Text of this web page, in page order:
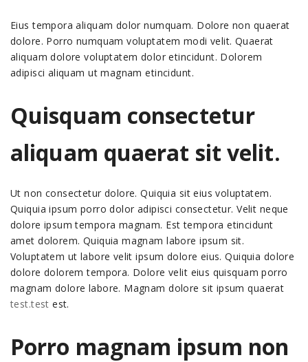
Eius tempora aliquam dolor numquam. Dolore non quaerat
dolore. Porro numquam voluptatem modi velit. Quaerat
aliquam dolore voluptatem dolor etincidunt. Dolorem
adipisci aliquam ut magnam etincidunt.
Quisquam consectetur
aliquam quaerat sit velit.
Ut non consectetur dolore. Quiquia sit eius voluptatem.
Quiquia ipsum porro dolor adipisci consectetur. Velit neque
dolore ipsum tempora magnam. Est tempora etincidunt
amet dolorem. Quiquia magnam labore ipsum sit.
Voluptatem ut labore velit ipsum dolore eius. Quiquia dolore
dolore dolorem tempora. Dolore velit eius quisquam porro
magnam dolore labore. Magnam dolore sit ipsum quaerat
test.test est.
Porro magnam ipsum non